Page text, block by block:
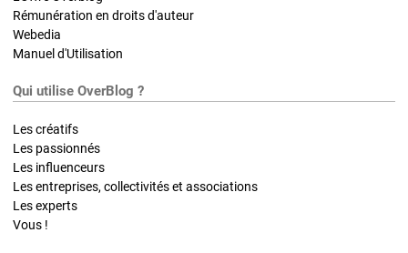
Rémunération en droits d'auteur
Webedia
Manuel d'Utilisation
Qui utilise OverBlog ?
Les créatifs
Les passionnés
Les influenceurs
Les entreprises, collectivités et associations
Les experts
Vous !